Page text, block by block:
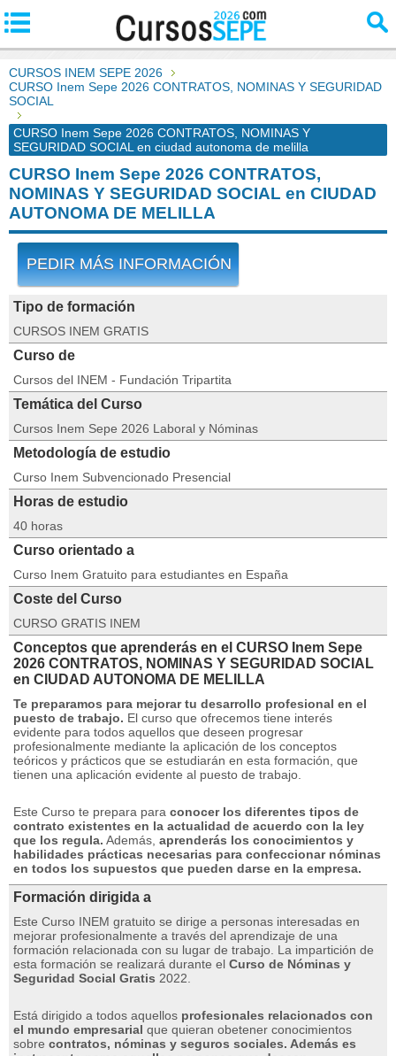
CURSOS INEM SEPE 2026
CURSO Inem Sepe 2026 CONTRATOS, NOMINAS Y SEGURIDAD
SOCIAL
CURSO Inem Sepe 2026 CONTRATOS, NOMINAS Y
SEGURIDAD SOCIAL en ciudad autonoma de melilla
CURSO Inem Sepe 2026 CONTRATOS,
NOMINAS Y SEGURIDAD SOCIAL en CIUDAD
AUTONOMA DE MELILLA
PEDIR MÁS INFORMACIÓN
Tipo de formación
CURSOS INEM GRATIS
Curso de
Cursos del INEM - Fundación Tripartita
Temática del Curso
Cursos Inem Sepe 2026 Laboral y Nóminas
Metodología de estudio
Curso Inem Subvencionado Presencial
Horas de estudio
40 horas
Curso orientado a
Curso Inem Gratuito para estudiantes en España
Coste del Curso
CURSO GRATIS INEM
Conceptos que aprenderás en el CURSO Inem Sepe
2026 CONTRATOS, NOMINAS Y SEGURIDAD SOCIAL
en CIUDAD AUTONOMA DE MELILLA
Te preparamos para mejorar tu desarrollo profesional en el
puesto de trabajo. El curso que ofrecemos tiene interés
evidente para todos aquellos que deseen progresar
profesionalmente mediante la aplicación de los conceptos
teóricos y prácticos que se estudiarán en esta formación, que
tienen una aplicación evidente al puesto de trabajo.
Este Curso te prepara para conocer los diferentes tipos de
contrato existentes en la actualidad de acuerdo con la ley
que los regula. Además, aprenderás los conocimientos y
habilidades prácticas necesarias para confeccionar nóminas
en todos los supuestos que pueden darse en la empresa.
Formación dirigida a
Este Curso INEM gratuito se dirige a personas interesadas en
mejorar profesionalmente a través del aprendizaje de una
formación relacionada con su lugar de trabajo. La impartición de
esta formación se realizará durante el Curso de Nóminas y
Seguridad Social Gratis 2022.
Está dirigido a todos aquellos profesionales relacionados con
el mundo empresarial que quieran obetener conocimientos
sobre contratos, nóminas y seguros sociales. Además es